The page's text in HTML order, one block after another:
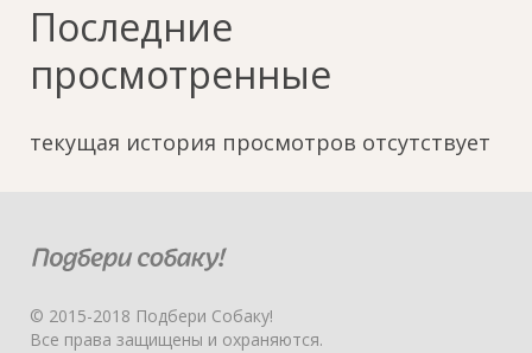
Последние
просмотренные
текущая история просмотров отсутствует
© 2015-2018 Подбери Собаку!
Все права защищены и охраняются.